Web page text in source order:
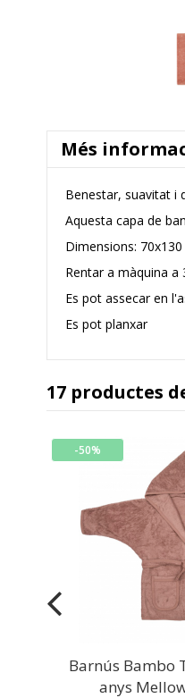
Més
Benestar, suavitat i
Aquesta capa de
Dimensions:
Rentar a màquina a
Es pot assecar en
Es pot planxar
17 productes
-50%
Barnús Bambo
anys